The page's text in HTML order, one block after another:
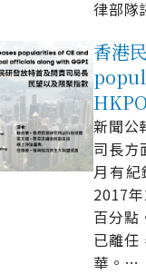
律部隊
香港
新聞公
司長方
月有
2017
百分點
已離任
華。 …